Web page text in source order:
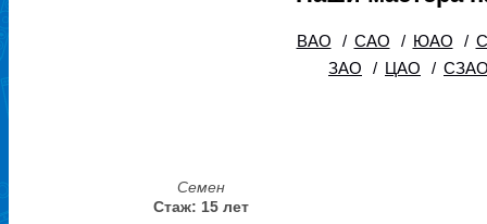
Семен
Стаж: 15 лет
ВАО / САО / ЮАО /
ЗАО
/ ЦАО / СЗАО